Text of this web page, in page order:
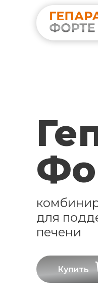
для
печени
Купить